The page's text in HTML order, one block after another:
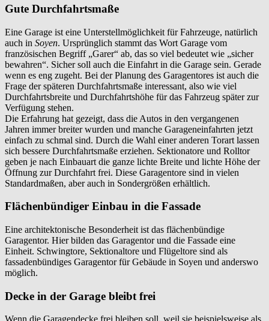
Gute Durchfahrtsmaße
Eine Garage ist eine Unterstellmöglichkeit für Fahrzeuge, natürlich
auch in Soyen. Ursprünglich stammt das Wort Garage vom
französischen Begriff „Garer“ ab, das so viel bedeutet wie „sicher
bewahren“. Sicher soll auch die Einfahrt in die Garage sein. Gerade
wenn es eng zugeht. Bei der Planung des Garagentores ist auch die
Frage der späteren Durchfahrtsmaße interessant, also wie viel
Durchfahrtsbreite und Durchfahrtshöhe für das Fahrzeug später zur
Verfügung stehen.
Die Erfahrung hat gezeigt, dass die Autos in den vergangenen
Jahren immer breiter wurden und manche Garageneinfahrten jetzt
einfach zu schmal sind. Durch die Wahl einer anderen Torart lassen
sich bessere Durchfahrtsmaße erziehen. Sektionatore und Rolltor
geben je nach Einbauart die ganze lichte Breite und lichte Höhe der
Öffnung zur Durchfahrt frei. Diese Garagentore sind in vielen
Standardmaßen, aber auch in Sondergrößen erhältlich.
Flächenbündiger Einbau in die Fassade
Eine architektonische Besonderheit ist das flächenbündige
Garagentor. Hier bilden das Garagentor und die Fassade eine
Einheit. Schwingtore, Sektionaltore und Flügeltore sind als
fassadenbündiges Garagentor für Gebäude in Soyen und anderswo
möglich.
Decke in der Garage bleibt frei